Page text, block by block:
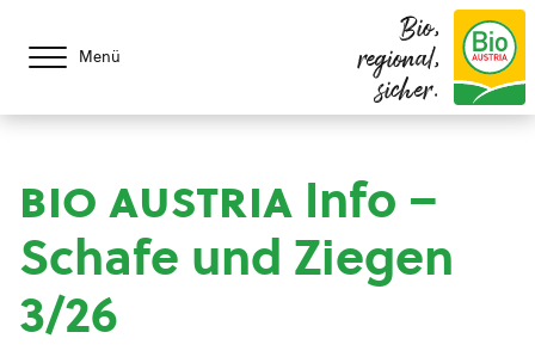
Menü
Bio,
regional,
sicher.
bio austria Info –
Schafe und Ziegen
3/26